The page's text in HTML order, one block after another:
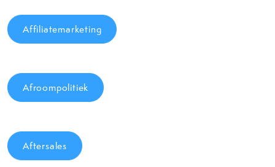
Affiliatemarketing
Afroompolitiek
Aftersales